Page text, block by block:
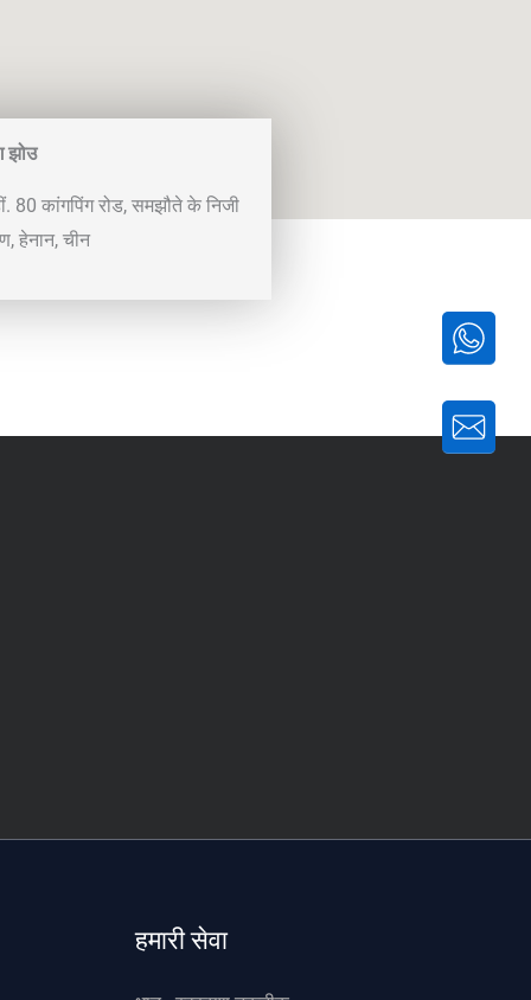
झोउ
80 कांगपिंग रोड, समझौते के निजी
हेनान, चीन
हमारी सेवा